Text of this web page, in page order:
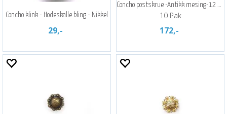
Concho klink - Hodeskalle bling - Nikkel
29,-
Concho postskrue -Antikk mesing-12 mm
10 Pak
172,-